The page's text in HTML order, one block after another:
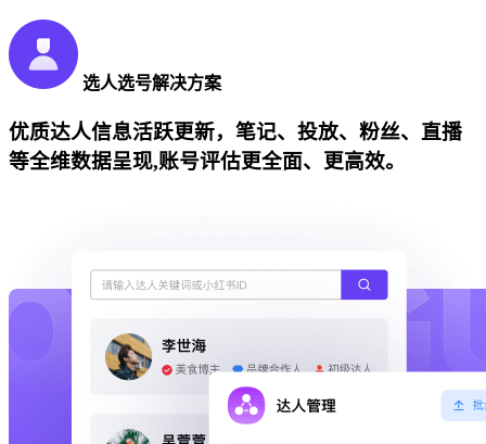
选人选号解决方案
优质达人信息活跃更新，笔记、投放、粉丝、直播
等全维数据呈现,账号评估更全面、更高效。